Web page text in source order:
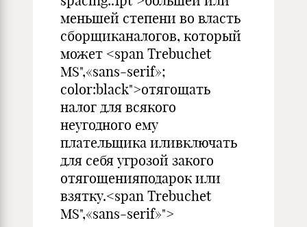
меньшей степени во власть
сборщиканалогов, который
может <span Trebuchet
MS",«sans-serif»;
color:black">отягощать
налог для всякого
неугодного ему
плательщика иливключать
для себя угрозой закого
отягощенияподарок или
взятку.<span Trebuchet
MS",«sans-serif»">